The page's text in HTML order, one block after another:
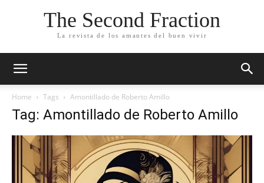
The Second Fraction
La revista de los amantes del buen vivir
Home Tags Amontillado de Roberto Amillo
Tag: Amontillado de Roberto Amillo